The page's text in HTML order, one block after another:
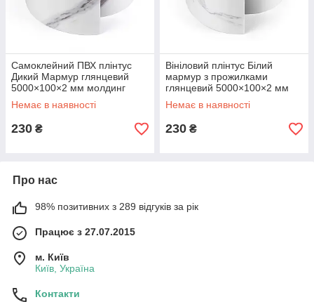
Самоклейний ПВХ плінтус
Дикий Мармур глянцевий
5000×100×2 мм молдинг
вініловий декор стін підлоги
SW-00002119
Немає в наявності
230 ₴
Вініловий плінтус Білий
мармур з прожилками
глянцевий 5000×100×2 мм
ПВХ для стелі і підлоги багет
SW-00002117
Немає в наявності
230 ₴
Про нас
98% позитивних з 289 відгуків за рік
Працює з 27.07.2015
м. Київ
Київ, Україна
Контакти